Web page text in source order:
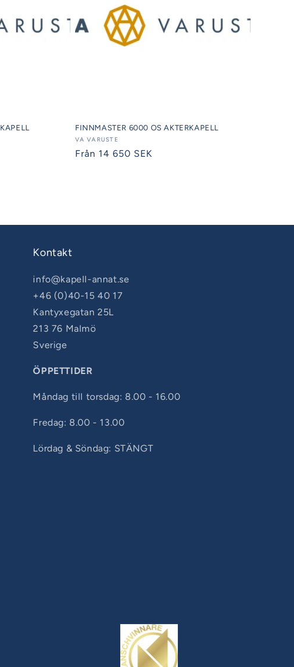
FINNMASTER 6000 OS AKTERKAPELL
Säljare:
VA VARUSTE
Ordinarie
Från 14 650 SEK
Kontakt
info@kapell-annat.se
+46 (0)40-15 40 17
Kantyxegatan 25L
213 76 Malmö
Sverige
ÖPPETTIDER
Måndag till torsdag: 8.00 - 16.00
Fredag: 8.00 - 13.00
Lördag & Söndag: STÄNGT